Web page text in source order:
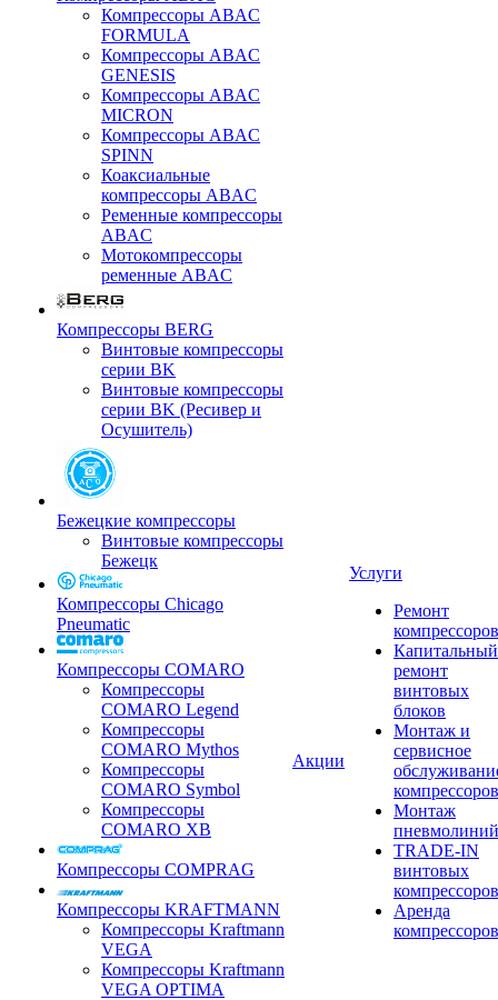
Компрессоры ABAC
FORMULA
Компрессоры ABAC
GENESIS
Компрессоры ABAC
MICRON
Компрессоры ABAC
SPINN
Коаксиальные
компрессоры ABAC
Ременные компрессоры
ABAC
Мотокомпрессоры
ременные ABAC
Компрессоры BERG
Винтовые компрессоры
серии BK
Винтовые компрессоры
серии BK (Ресивер и
Осушитель)
Бежецкие компрессоры
Винтовые компрессоры
Бежецк
Компрессоры Chicago
Pneumatic
Компрессоры COMARO
Компрессоры
COMARO Legend
Компрессоры
COMARO Mythos
Компрессоры
COMARO Symbol
Компрессоры
COMARO XB
Компрессоры COMPRAG
Компрессоры KRAFTMANN
Компрессоры Kraftmann
VEGA
Компрессоры Kraftmann
VEGA OPTIMA
Акции
Услуги
Ремонт
компрессоров
Капитальный
ремонт
винтовых
блоков
Монтаж и
сервисное
компрессоров
Монтаж
пневмолиний
TRADE-IN
винтовых
компрессоров
Аренда
компрессоров